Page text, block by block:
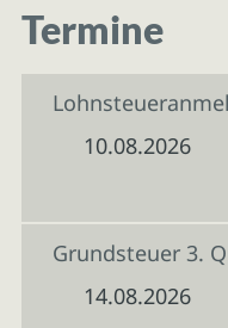
Termine
10.08.2026
Grundsteuer 3.
14.08.2026